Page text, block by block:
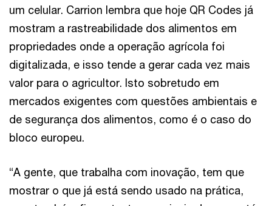
um celular. Carrion lembra que hoje QR Codes já
mostram a rastreabilidade dos alimentos em
propriedades onde a operação agrícola foi
digitalizada, e isso tende a gerar cada vez mais
valor para o agricultor. Isto sobretudo em
mercados exigentes com questões ambientais e
de segurança dos alimentos, como é o caso do
bloco europeu.
“A gente, que trabalha com inovação, tem que
mostrar o que já está sendo usado na prática,